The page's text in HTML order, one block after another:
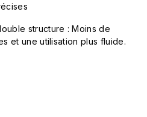
structure : Moins de
et une utilisation plus fluide.